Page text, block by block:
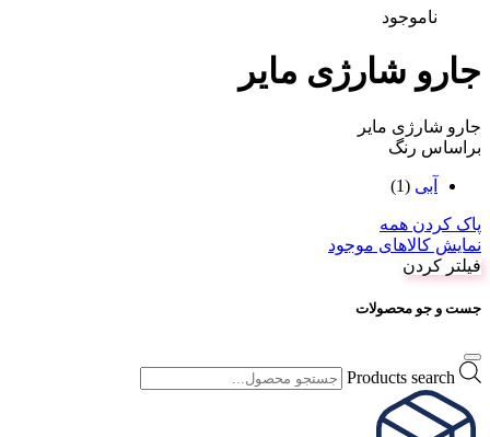
ناموجود
جارو شارژی مایر
جارو شارژی مایر
براساس رنگ
آبی (1)
پاک کردن همه
نمایش کالاهای موجود
فیلتر کردن
جست و جو محصولات
Products search